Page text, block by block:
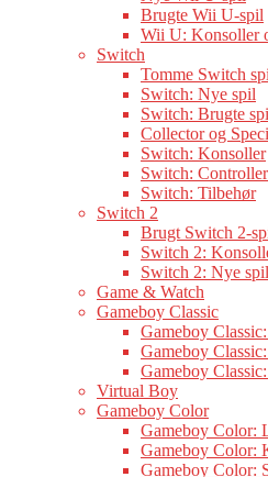
Brugte Wii U-spil
Wii U: Konsoller
Switch
Tomme Switch
Switch: Nye spil
Switch: Brugte
Collector og
Switch: Konsoller
Switch:
Switch: Tilbehør
Switch 2
Brugt Switch 2-
Switch 2:
Switch 2: Nye spil
Game & Watch
Gameboy Classic
Gameboy
Gameboy
Gameboy
Virtual Boy
Gameboy Color
Gameboy Color:
Gameboy Color:
Gameboy Color: